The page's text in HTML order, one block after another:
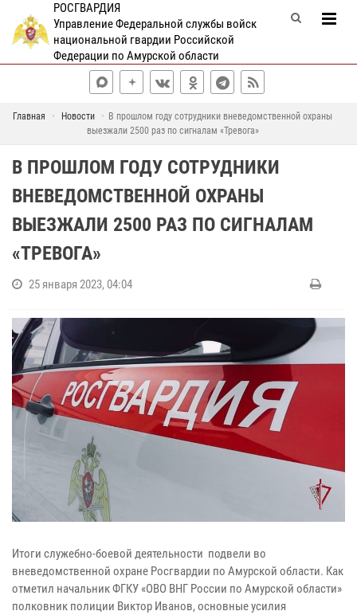
РОСГВАРДИЯ
Управление Федеральной службы войск
национальной гвардии Российской
Федерации по Амурской области
Главная Новости
В прошлом году сотрудники вневедомственной охраны
выезжали 2500 раз по сигналам «Тревога»
В ПРОШЛОМ ГОДУ СОТРУДНИКИ
ВНЕВЕДОМСТВЕННОЙ ОХРАНЫ
ВЫЕЗЖАЛИ 2500 РАЗ ПО СИГНАЛАМ
«ТРЕВОГА»
25 января 2023, 04:04
Итоги служебно-боевой деятельности подвели во
вневедомственной охране Росгвардии по Амурской области. Как
отметил начальник ФГКУ «ОВО ВНГ России по Амурской области»
полковник полиции Виктор Иванов, основные усилия